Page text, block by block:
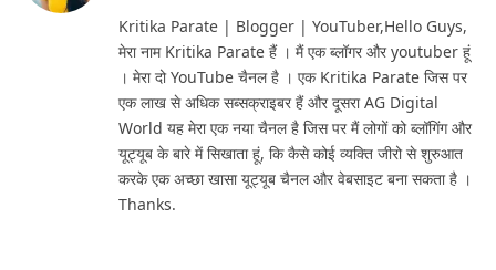
Kritika Parate | Blogger | YouTuber,Hello Guys,
मेरा नाम Kritika Parate हैं । मैं एक ब्लॉगर और youtuber हूं
। मेरा दो YouTube चैनल है । एक Kritika Parate जिस पर
एक लाख से अधिक सब्सक्राइबर हैं और दूसरा AG Digital
World यह मेरा एक नया चैनल है जिस पर मैं लोगों को ब्लॉगिंग और
यूट्यूब के बारे में सिखाता हूं, कि कैसे कोई व्यक्ति जीरो से शुरुआत
करके एक अच्छा खासा यूट्यूब चैनल और वेबसाइट बना सकता है ।
Thanks.